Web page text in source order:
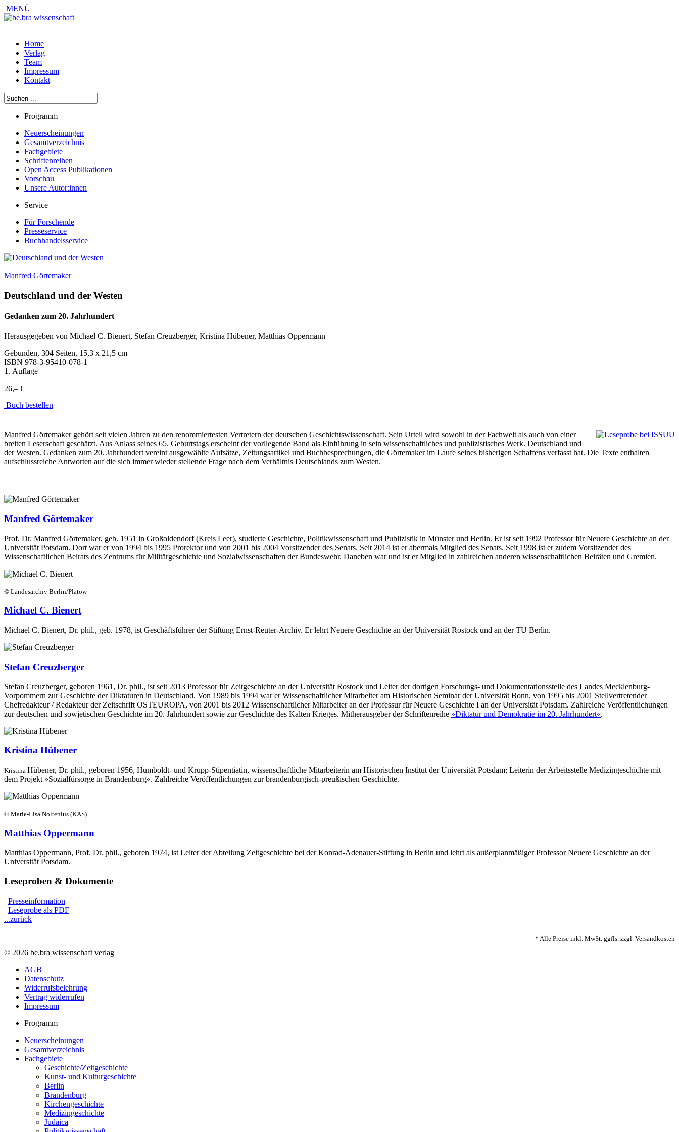
MENÜ
Home
Verlag
Team
Impressum
Kontakt
Programm
Neuerscheinungen
Gesamtverzeichnis
Fachgebiete
Schriftenreihen
Open Access Publikationen
Vorschau
Unsere Autor:innen
Service
Für Forschende
Presseservice
Buchhandelsservice
Manfred Görtemaker
Deutschland und der Westen
Gedanken zum 20. Jahrhundert
Herausgegeben von Michael C. Bienert, Stefan Creuzberger, Kristina Hübener, Matthias Oppermann
Gebunden, 304 Seiten, 15,3 x 21,5 cm
ISBN 978-3-95410-078-1
1. Auflage
26,– €
Buch bestellen
Manfred Görtemaker gehört seit vielen Jahren zu den renommiertesten Vertretern der deutschen Geschichtswissenschaft. Sein Urteil wird sowohl in der Fachwelt als auch von einer
breiten Leserschaft geschätzt. Aus Anlass seines 65. Geburtstags erscheint der vorliegende Band als Einführung in sein wissenschaftliches und publizistisches Werk. Deutschland und
der Westen. Gedanken zum 20. Jahrhundert vereint ausgewählte Aufsätze, Zeitungsartikel und Buchbesprechungen, die Görtemaker im Laufe seines bisherigen Schaffens verfasst hat. Die Texte enthalten
aufschlussreiche Antworten auf die sich immer wieder stellende Frage nach dem Verhältnis Deutschlands zum Westen.
Manfred Görtemaker
Prof. Dr. Manfred Görtemaker, geb. 1951 in Großoldendorf (Kreis Leer), studierte Geschichte, Politikwissenschaft und Publizistik in Münster und Berlin. Er ist seit 1992 Professor für Neuere Geschichte an der
Universität Potsdam. Dort war er von 1994 bis 1995 Prorektor und von 2001 bis 2004 Vorsitzender des Senats. Seit 2014 ist er abermals Mitglied des Senats. Seit 1998 ist er zudem Vorsitzender des
Wissenschaftlichen Beirats des Zentrums für Militärgeschichte und Sozialwissenschaften der Bundeswehr. Daneben war und ist er Mitglied in zahlreichen anderen wissenschaftlichen Beiräten und Gremien.
© Landesarchiv Berlin/Platow
Michael C. Bienert
Michael C. Bienert, Dr. phil., geb. 1978, ist Geschäftsführer der Stiftung Ernst-Reuter-Archiv. Er lehrt Neuere Geschichte an der Universität Rostock und an der TU Berlin.
Stefan Creuzberger
Stefan Creuzberger, geboren 1961, Dr. phil., ist seit 2013 Professor für Zeitgeschichte an der Universität Rostock und Leiter der dortigen Forschungs- und Dokumentationsstelle des Landes Mecklenburg-
Vorpommern zur Geschichte der Diktaturen in Deutschland. Von 1989 bis 1994 war er Wissenschaftlicher Mitarbeiter am Historischen Seminar der Universität Bonn, von 1995 bis 2001 Stellvertretender
Chefredakteur / Redakteur der Zeitschrift OSTEUROPA, von 2001 bis 2012 Wissenschaftlicher Mitarbeiter an der Professur für Neuere Geschichte I an der Universität Potsdam. Zahlreiche Veröffentlichungen
zur deutschen und sowjetischen Geschichte im 20. Jahrhundert sowie zur Geschichte des Kalten Krieges. Mitherausgeber der Schriftenreihe »Diktatur und Demokratie im 20. Jahrhundert«.
Kristina Hübener
Kristina Hübener, Dr. phil., geboren 1956, Humboldt- und Krupp-Stipentiatin, wissenschaftliche Mitarbeiterin am Historischen Institut der Universität Potsdam; Leiterin der Arbeitsstelle Medizingeschichte mit
dem Projekt »Sozialfürsorge in Brandenburg«. Zahlreiche Veröffentlichungen zur brandenburgisch-preußischen Geschichte.
© Marie-Lisa Noltenius (KAS)
Matthias Oppermann
Matthias Oppermann, Prof. Dr. phil., geboren 1974, ist Leiter der Abteilung Zeitgeschichte bei der Konrad-Adenauer-Stiftung in Berlin und lehrt als außerplanmäßiger Professor Neuere Geschichte an der
Universität Potsdam.
Leseproben & Dokumente
Presseinformation
Leseprobe als PDF
...zurück
* Alle Preise inkl. MwSt. ggfls. zzgl. Versandkosten
© 2026 be.bra wissenschaft verlag
AGB
Datenschutz
Widerrufsbelehrung
Vertrag widerrufen
Impressum
Programm
Neuerscheinungen
Gesamtverzeichnis
Fachgebiete
Geschichte/Zeitgeschichte
Kunst- und Kulturgeschichte
Berlin
Brandenburg
Kirchengeschichte
Medizingeschichte
Judaica